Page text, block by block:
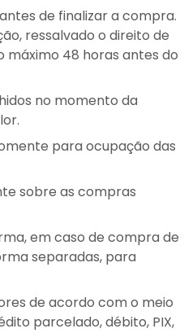
de finalizar a compra.
ressalvado o direito de
máximo 48 horas antes do
no momento da
para ocupação das
sobre as compras
em caso de compra de
separadas, para
de acordo com o meio
parcelado, débito, PIX,